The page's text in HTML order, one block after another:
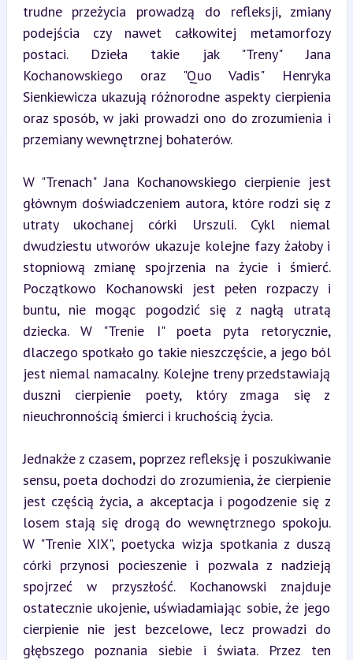
trudne przeżycia prowadzą do refleksji, zmiany
podejścia czy nawet całkowitej metamorfozy
postaci. Dzieła takie jak "Treny" Jana
Kochanowskiego oraz "Quo Vadis" Henryka
Sienkiewicza ukazują różnorodne aspekty cierpienia
oraz sposób, w jaki prowadzi ono do zrozumienia i
przemiany wewnętrznej bohaterów.
W "Trenach" Jana Kochanowskiego cierpienie jest
głównym doświadczeniem autora, które rodzi się z
utraty ukochanej córki Urszuli. Cykl niemal
dwudziestu utworów ukazuje kolejne fazy żałoby i
stopniową zmianę spojrzenia na życie i śmierć.
Początkowo Kochanowski jest pełen rozpaczy i
buntu, nie mogąc pogodzić się z nagłą utratą
dziecka. W "Trenie I" poeta pyta retorycznie,
dlaczego spotkało go takie nieszczęście, a jego ból
jest niemal namacalny. Kolejne treny przedstawiają
duszni cierpienie poety, który zmaga się z
nieuchronnością śmierci i kruchością życia.
Jednakże z czasem, poprzez refleksję i poszukiwanie
sensu, poeta dochodzi do zrozumienia, że cierpienie
jest częścią życia, a akceptacja i pogodzenie się z
losem stają się drogą do wewnętrznego spokoju.
W "Trenie XIX", poetycka wizja spotkania z duszą
córki przynosi pocieszenie i pozwala z nadzieją
spojrzeć w przyszłość. Kochanowski znajduje
ostatecznie ukojenie, uświadamiając sobie, że jego
cierpienie nie jest bezcelowe, lecz prowadzi do
głębszego poznania siebie i świata. Przez ten